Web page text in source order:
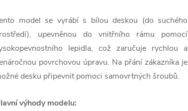
model se vyrábí s bílou deskou (do suchého
, upevněnou do vnitřního rámu pomocí
lepidla, což zaručuje rychlou a
povrchovou úpravu. Na přání zákazníka je
desku připevnit pomoci samovrtných šroubů.
výhody modelu: